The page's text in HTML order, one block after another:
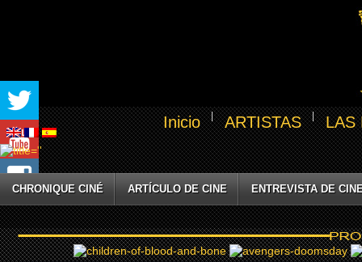
Inicio ARTISTAS LAS
CHRONIQUE CINÉ ARTÍCULO DE CINE ENTREVISTA DE